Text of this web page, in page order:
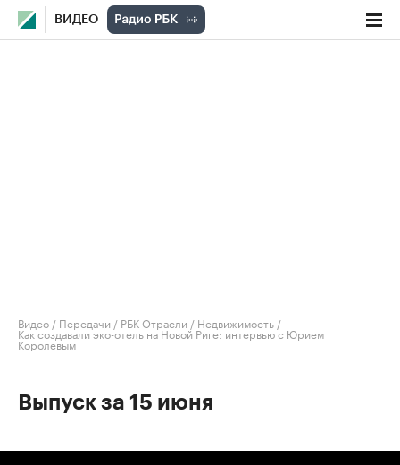
ВИДЕО
Видео / Передачи / РБК Отрасли / Недвижимость /
Как создавали эко-отель на Новой Риге: интервью с Юрием
Королевым
Выпуск за 15 июня